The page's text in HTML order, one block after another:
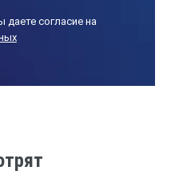
согласие на